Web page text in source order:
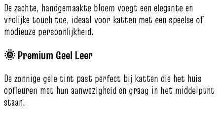
De zachte, handgemaakte bloem voegt een elegante en
vrolijke touch toe, ideaal voor katten met een speelse of
modieuze persoonlijkheid.
🌞 Premium Geel Leer
De zonnige gele tint past perfect bij katten die het huis
opfleuren met hun aanwezigheid en graag in het middelpunt
staan.